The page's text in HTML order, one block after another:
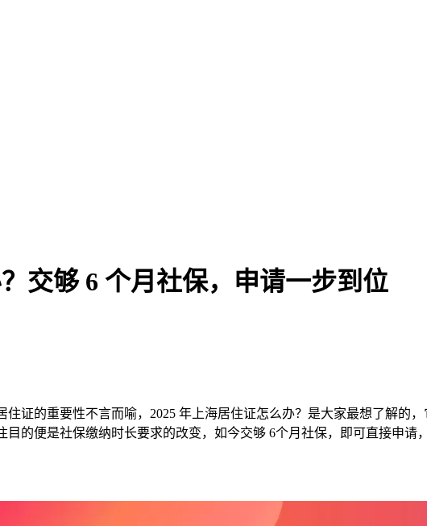
交够 6 个月社保，申请一步到位
证的重要性不言而喻，2025 年上海居住证怎么办？是大家最想了解的
目的便是社保缴纳时长要求的改变，如今交够 6个月社保，即可直接申